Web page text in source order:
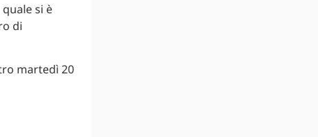
si è
di
martedì 20